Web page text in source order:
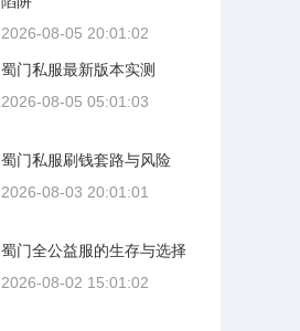
2026-08-05 20:01:02
蜀门私服最新版本实测
2026-08-05 05:01:03
蜀门私服刷钱套路与风险
2026-08-03 20:01:01
蜀门全公益服的生存与选择
2026-08-02 15:01:02